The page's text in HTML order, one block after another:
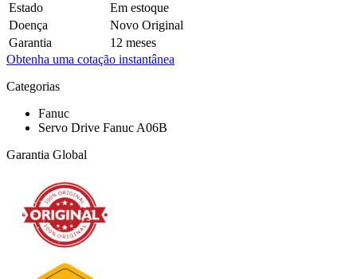
Estado
Em estoque
Doença
Novo Original
Garantia
12 meses
Obtenha uma cotação instantânea
Categorias
Fanuc
Servo Drive Fanuc A06B
Garantia Global